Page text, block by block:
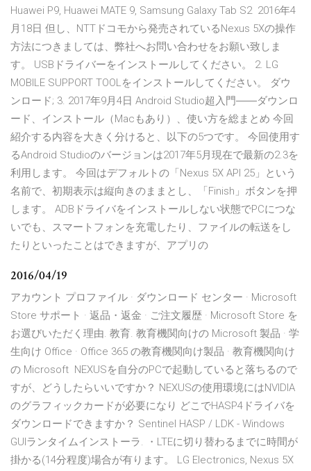
Huawei P9, Huawei MATE 9, Samsung Galaxy Tab S2 2016年4
月18日 但し、NTTドコモから発売されているNexus 5Xの操作
方法につきましては、弊社へお問い合わせをお願い致しま
す。 USBドライバーをインストールしてください。 2. LG
MOBILE SUPPORT TOOLをインストールしてください。 ダウ
ンロード; 3. 2017年9月4日 Android Studio超入門――ダウンロ
ード、インストール（Macもあり）、使い方を総まとめ 今回
紹介する内容を大きく分けると、以下の5つです。 今回使用す
るAndroid Studioのバージョンは2017年5月現在で最新の2.3を
利用します。 今回はデフォルトの「Nexus 5X API 25」という
名前で、初期表示は縦向きのままとし、「Finish」ボタンを押
します。 ADBドライバをインストールしない状態でPCにつな
いでも、スマートフォンを充電したり、ファイルの転送をし
たりといったことはできますが、アプリの
2016/04/19
アカウント プロファイル · ダウンロード センター · Microsoft
Store サポート · 返品・返金 · ご注文履歴 · Microsoft Store を
お選びいただく理由. 教育. 教育機関向けの Microsoft 製品 · 学
生向け Office · Office 365 の教育機関向け製品 · 教育機関向け
の Microsoft NEXUSを自分のPCで起動していると落ちるので
すが、どうしたらいいですか？ NEXUSの使用環境にはNVIDIA
のグラフィックカードが必要になり どこでHASP4ドライバを
ダウンロードできますか？ Sentinel HASP / LDK - Windows
GUIランタイムインストーラ. ・LTEに切り替わるまでに時間が
掛かる(14分程度)場合が有ります。 LG Electronics, Nexus 5X